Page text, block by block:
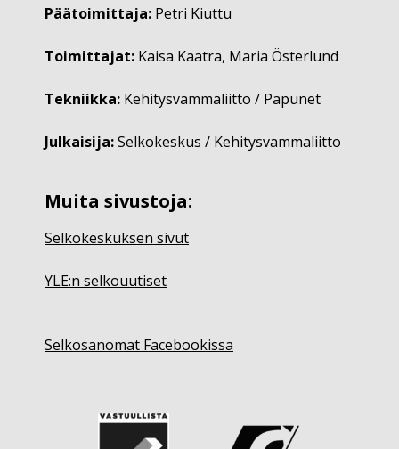
Päätoimittaja: Petri Kiuttu
Toimittajat: Kaisa Kaatra, Maria Österlund
Tekniikka: Kehitysvammaliitto / Papunet
Julkaisija:Selkokeskus / Kehitysvammaliitto
Muita sivustoja:
Selkokeskuksen sivut
YLE:n selkouutiset
Selkosanomat Facebookissa